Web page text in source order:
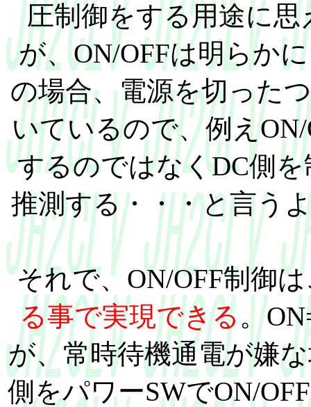
圧制御をする用途に思
が、ON/OFFは明らか
の場合、電源を切った
いているので、例え
するのではなくDC側
推測する・・・と言う
それで、ON/OFF制御
る事で実現できる 。
が、常時待機通電が嫌
側をパワーSWでON/